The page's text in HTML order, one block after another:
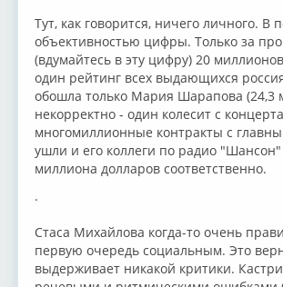
Тут, как говорится, ничего личного. В
объективностью цифры. Только за
(вдумайтесь в эту цифру) 20
один рейтинг всех выдающихся
обошла только Мария Шарапова (24,3
некорректно - один колесит с
многомиллионные контракты с
ушли и его коллеги по радио
миллиона долларов соответственно.
.
Стаса Михайлова когда-то очень
первую очередь социальным. Это
выдерживает никакой критики.